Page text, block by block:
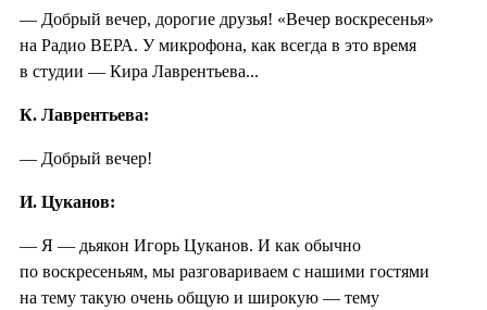
— Добрый вечер, дорогие друзья! «Вечер воскресенья»
на Радио ВЕРА. У микрофона, как всегда в это время
в студии — Кира Лаврентьева...
К. Лаврентьева:
— Добрый вечер!
И. Цуканов:
— Я — дьякон Игорь Цуканов. И как обычно
по воскресеньям, мы разговариваем с нашими гостями
на тему такую очень общую и широкую — тему